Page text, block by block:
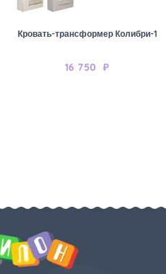
Кровать-трансформер Колибри-1
16 750 ₽